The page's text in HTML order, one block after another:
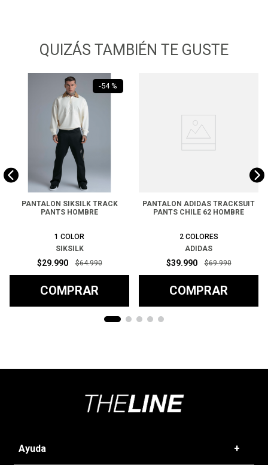
QUIZÁS TAMBIÉN TE GUSTE
-54 %
PANTALON SIKSILK TRACK
PANTS HOMBRE
1 COLOR
SIKSILK
$29.990 $64.990
COMPRAR
PANTALON ADIDAS TRACKSUIT
PANTS CHILE 62 HOMBRE
2 COLORES
ADIDAS
$39.990 $69.990
COMPRAR
Ayuda +